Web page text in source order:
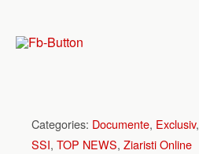
Categories: Documente, Exclusiv,
SSI, TOP NEWS, Ziaristi Online